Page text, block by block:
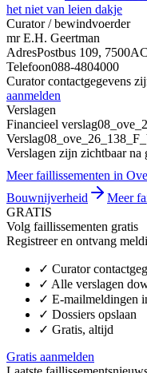
het niet van leien dakje
Curator / bewindvoerder
mr E.H. Geertman
AdresPostbus 109,
Telefoon088-4804000
Curator contactgegevens
aanmelden
Verslagen
Financieel verslag
Verslag
Verslagen zijn zichtbaar na
Meer faillissementen in
Bouwnijverheid
Meer
GRATIS
Volg faillissementen gratis
Registreer en ontvang
✓ Curator
✓ Alle verslagen
✓ E-mailmeldingen
✓ Dossiers opslaan
✓ Gratis, altijd
Gratis aanmelden